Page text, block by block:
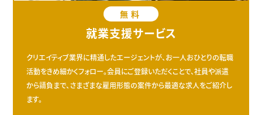
無料
就業支援サービス
クリエイティブ業界に精通したエージェントが、お一人おひとりの転職
活動をきめ細かくフォロー。会員にご登録いただくことで、社員や派遣
から請負まで、さまざまな雇用形態の案件から最適な求人をご紹介し
ます。